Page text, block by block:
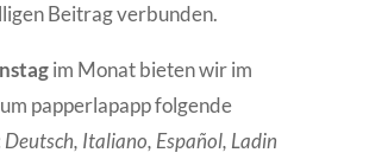
Beitrag verbunden.
im Monat bieten wir im
papperlapapp folgende
Deutsch, Italiano, Español, Ladin